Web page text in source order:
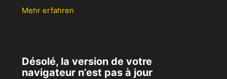
Mehr erfahren
Désolé, la version de votre
navigateur n’est pas à jour